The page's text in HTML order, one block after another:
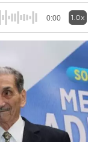
0:00 1.0x